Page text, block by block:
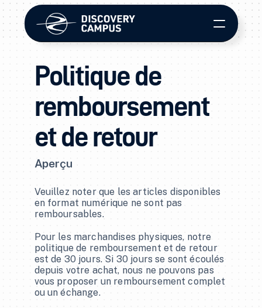
Nous joindre
Apprentissage en ligne
Diffusion en continu et médias
Diffusion en direct
Politique de
remboursement
et de retour
Aperçu
Veuillez noter que les articles disponibles
en format numérique ne sont pas
remboursables.
Pour les marchandises physiques, notre
politique de remboursement et de retour
est de 30 jours. Si 30 jours se sont écoulés
depuis votre achat, nous ne pouvons pas
vous proposer un remboursement complet
ou un échange.